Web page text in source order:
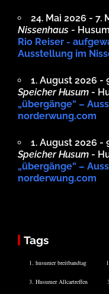
24. Mai 2026 - 7.
Nissenhaus - Husum
Rio Reiser -
Ausstellung im
1. August 2026 -
Speicher Husum -
„übergänge“ –
norderwung.com
1. August 2026 -
Speicher Husum -
„übergänge“ –
norderwung.com
Tags
1. husumer breitbandtag
3. Husumer Allcartreffen